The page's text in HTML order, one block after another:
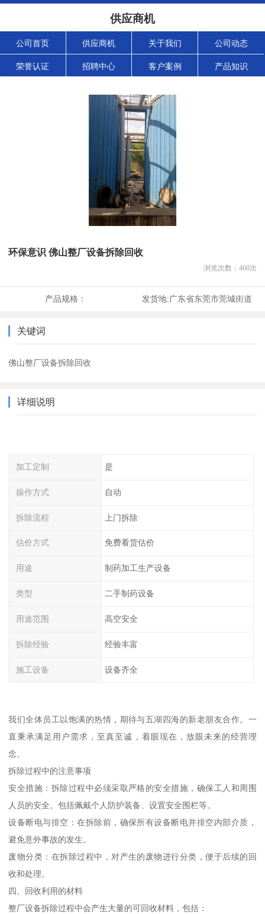
供应商机
公司首页 供应商机 关于我们 公司动态
荣誉认证 招聘中心 客户案例 产品知识
环保意识 佛山整厂设备拆除回收
浏览次数： 460次
产品规格： 发货地:广东省东莞市莞城街道
关键词
佛山整厂设备拆除回收
详细说明
加工定制 是
操作方式 自动
拆除流程 上门拆除
估价方式 免费看货估价
用途 制药加工生产设备
类型 二手制药设备
用途范围 高空安全
拆除经验 经验丰富
施工设备 设备齐全
我们全体员工以饱满的热情，期待与五湖四海的新老朋友合作。一
直秉承满足用户需求，至真至诚，着眼现在，放眼未来的经营理
念。
拆除过程中的注意事项
安全措施：拆除过程中必须采取严格的安全措施，确保工人和周围
人员的安全。包括佩戴个人防护装备、设置安全围栏等。
设备断电与排空：在拆除前，确保所有设备断电并排空内部介质，
避免意外事故的发生。
废物分类：在拆除过程中，对产生的废物进行分类，便于后续的回
收和处理。
四、回收利用的材料
整厂设备拆除过程中会产生大量的可回收材料，包括：